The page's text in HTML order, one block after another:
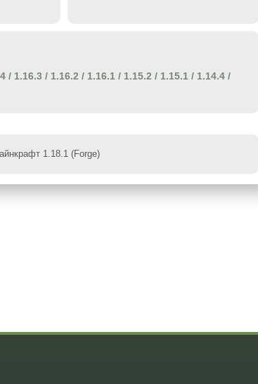
/ 1.16.3 / 1.16.2 / 1.16.1 / 1.15.2 / 1.15.1 / 1.14.4 /
1.18.1 (Forge)